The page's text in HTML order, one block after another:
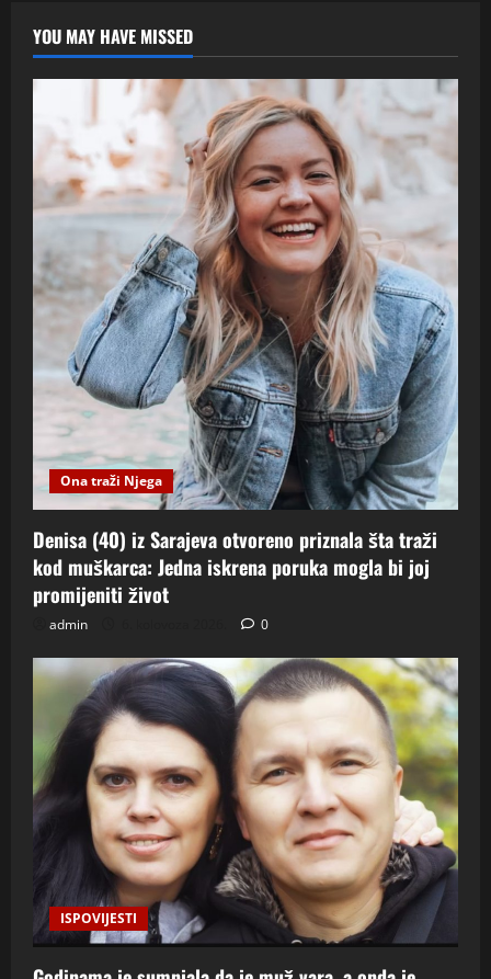
YOU MAY HAVE MISSED
Ona traži Njega
Denisa (40) iz Sarajeva otvoreno priznala šta traži
kod muškarca: Jedna iskrena poruka mogla bi joj
promijeniti život
admin 0
ISPOVIJESTI